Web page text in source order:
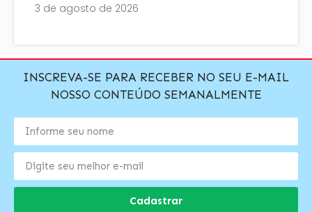
3 de agosto de 2026
INSCREVA-SE PARA RECEBER NO SEU E-MAIL
NOSSO CONTEÚDO SEMANALMENTE
Cadastrar